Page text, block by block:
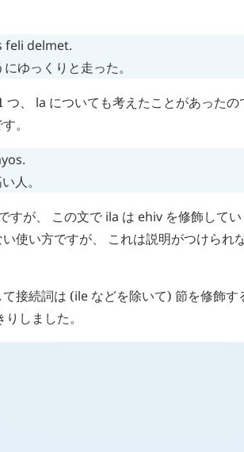
feli delmet.
ゆっくりと走った。
、 la についても考えたことがあった
。
.
人。
すが、 この文で ila は ehiv を修飾して
使い方ですが、 これは説明がつけられ
接続詞は (ile などを除いて) 節を修飾
しました。